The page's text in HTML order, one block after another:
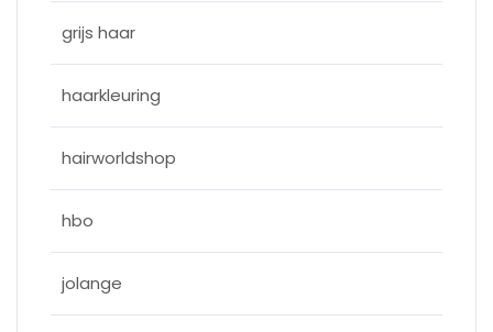
grijs haar
haarkleuring
hairworldshop
hbo
jolange